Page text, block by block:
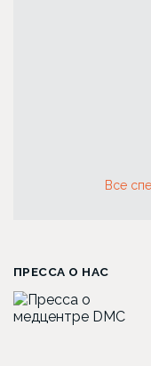
Все
ПРЕССА О НАС